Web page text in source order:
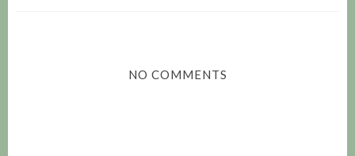
NO COMMENTS